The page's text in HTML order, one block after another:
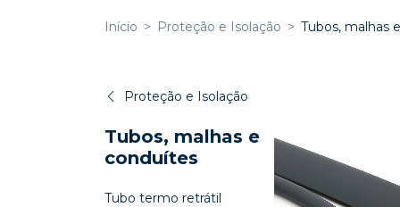
Início > Proteção e Isolação > Tubos, malhas
Proteção e Isolação
Tubos, malhas e
conduítes
Tubo termo retrátil